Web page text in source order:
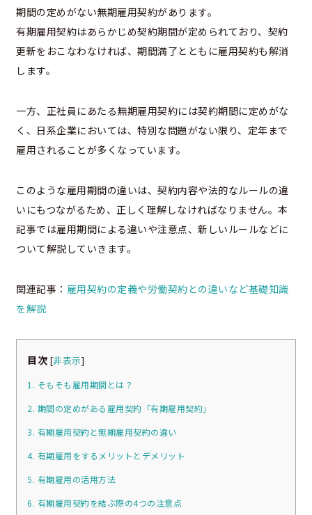
期間の定めがない無期雇用契約があります。
有期雇用契約はあらかじめ契約期間が定められており、契約
更新をおこなわなければ、期間満了とともに雇用契約も解消
します。
一方、正社員にあたる無期雇用契約には契約期間に定めがな
く、日系企業においては、特別な問題がない限り、定年まで
雇用されることが多くなっています。
このような雇用期間の違いは、契約内容や法的なルールの違
いにもつながるため、正しく理解しなければなりません。本
記事では雇用期間による違いや注意点、新しいルールなどに
ついて解説していきます。
関連記事： 雇用契約の定義や労働契約との違いなど基礎知識
を解説
目次 [非表示]
1. そもそも雇用期間とは？
2. 期間の定めがある雇用契約「有期雇用契約」
3. 有期雇用契約と無期雇用契約の違い
4. 有期雇用をするメリットとデメリット
5. 有期雇用の活用方法
6. 有期雇用契約を結ぶ際の4つの注意点